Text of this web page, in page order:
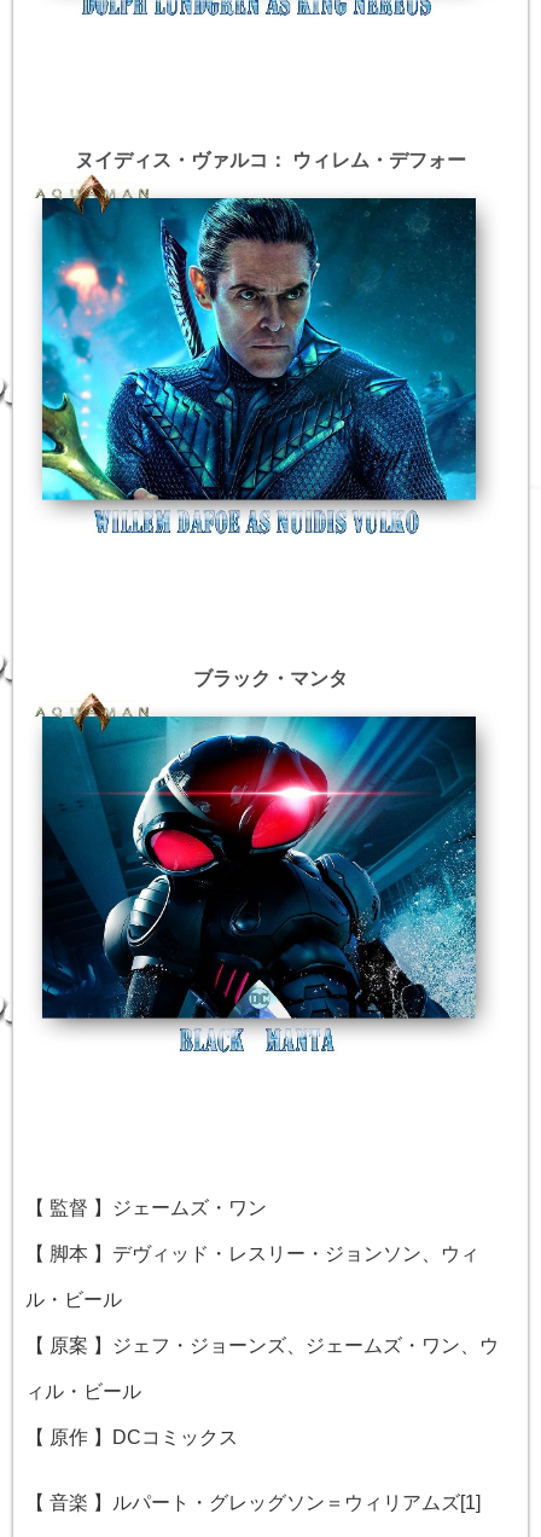
ヌイディス・ヴァルコ： ウィレム・デフォー
ブラック・マンタ
【 監督 】ジェームズ・ワン
【 脚本 】デヴィッド・レスリー・ジョンソン、ウィ
ル・ビール
【 原案 】ジェフ・ジョーンズ、ジェームズ・ワン、ウ
ィル・ビール
【 原作 】DCコミックス
【 音楽 】ルパート・グレッグソン＝ウィリアムズ[1]